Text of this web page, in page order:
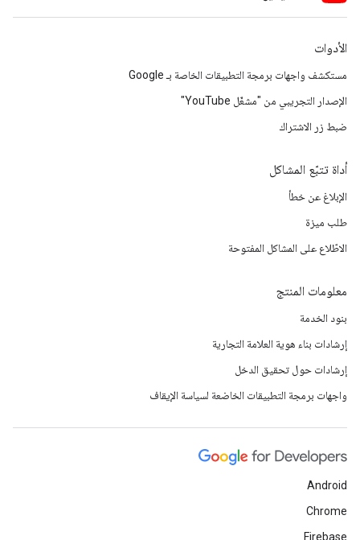
الأدوات
مستكشف واجهات برمجة التطبيقات الخاصة بـ Google
الإصدار التجريبي من "مشغّل YouTube"
ضبط زر الاشتراك
أداة تتبّع المشاكل
الإبلاغ عن خطأ
طلب ميزة
الاطّلاع على المشاكل المفتوحة
معلومات المنتج
بنود الخدمة
إرشادات بناء هوية العلامة التجارية
إرشادات حول تحقيق الدخل
واجهات برمجة التطبيقات الخاضعة لسياسة الإيقاف
Android
Chrome
Firebase